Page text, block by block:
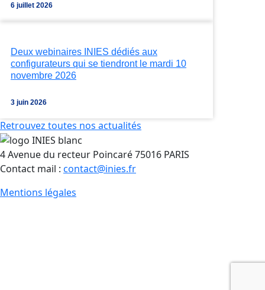
6 juillet 2026
Deux webinaires INIES dédiés aux
configurateurs qui se tiendront le mardi 10
novembre 2026
3 juin 2026
Retrouvez toutes nos actualités
4 Avenue du recteur Poincaré 75016 PARIS
Contact mail : contact@inies.fr
Mentions légales